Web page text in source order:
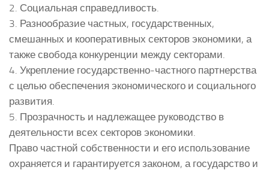
2. Социальная справедливость.
3. Разнообразие частных, государственных,
смешанных и кооперативных секторов экономики, а
также свобода конкуренции между секторами.
4. Укрепление государственно-частного партнерства
с целью обеспечения экономического и социального
развития.
5. Прозрачность и надлежащее руководство в
деятельности всех секторов экономики.
Право частной собственности и его использование
охраняется и гарантируется законом, а государство и